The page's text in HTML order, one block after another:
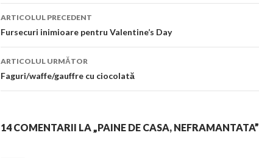
Navigare
în
articol
ARTICOLUL PRECEDENT
Fursecuri inimioare pentru Valentine’s Day
ARTICOLUL URMĂTOR
Faguri/waffe/gauffre cu ciocolată
14 COMENTARII LA „PAINE DE CASA, NEFRAMANTATA”